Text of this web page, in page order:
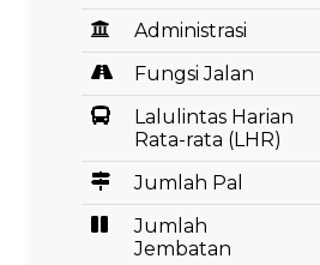
Administrasi
Fungsi Jalan
Lalulintas Harian
Rata-rata (LHR)
Jumlah Pal
Jumlah
Jembatan